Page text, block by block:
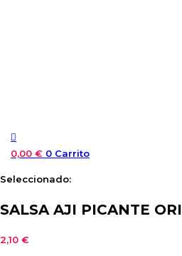
0,00 € 0 Carrito
Seleccionado:
SALSA AJI PICANTE
2,10 €